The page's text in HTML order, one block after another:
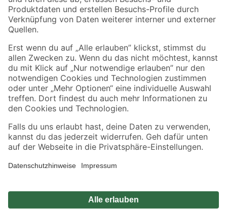
Sicher einkaufen
Jetzt die toom-App herunterladen
Alle Preisangaben in EUR inkl. gesetzl. MwSt.. Die dargestellten Angebote sind unter
Umständen nicht in allen Märkten verfügbar. Die angegebenen Verfügbarkeiten beziehen
Produkte nur solange der Vorrat reicht.
*Paketversand ab 59 € versandkostenfrei, gilt nicht für Artikel mit Speditionsversand, hier
Privatsphäre Impressum